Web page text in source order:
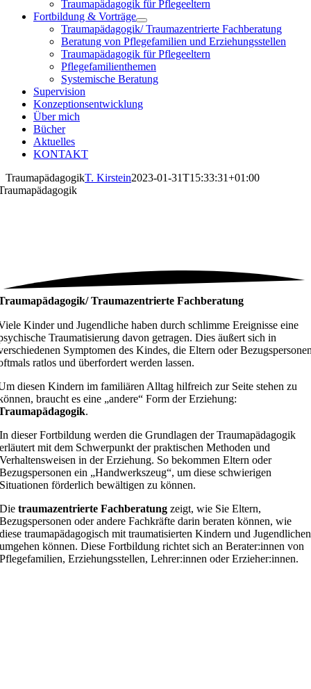
Traumapädagogik für Pflegeeltern
Fortbildung & Vorträge
Traumapädagogik/ Traumazentrierte Fachberatung
Beratung von Pflegefamilien und Erziehungsstellen
Traumapädagogik für Pflegeeltern
Pflegefamilienthemen
Systemische Beratung
Supervision
Konzeptionsentwicklung
Über mich
Bücher
Aktuelles
KONTAKT
TraumapädagogikT. Kirstein2023-01-31T15:33:31+01:00
Traumazentrierte Fachberatung
Kinder und Jugendliche haben durch schlimme Ereignisse eine
Traumatisierung davon getragen. Dies äußert sich in
Symptomen des Kindes, die Eltern oder
ratlos und überfordert werden lassen.
diesen Kindern im familiären Alltag hilfreich zur Seite stehen zu
braucht es eine „andere“ Form der Erziehung:
.
In dieser Fortbildung werden die Grundlagen der Traumapädagogik
erläutert mit dem Schwerpunkt der praktischen Methoden und
Verhaltensweisen in der Erziehung. So bekommen Eltern oder
Bezugspersonen ein „Handwerkszeug“, um diese schwierigen
Situationen förderlich bewältigen zu können.
Dietraumazentrierte Fachberatung zeigt, wie Sie Eltern,
Bezugspersonen oder andere Fachkräfte darin beraten können, wie
diese traumapädagogisch mit traumatisierten Kindern und Jugendlichen
umgehen können. Diese Fortbildung richtet sich an Berater:innen von
Pflegefamilien, Erziehungsstellen, Lehrer:innen oder Erzieher:innen.